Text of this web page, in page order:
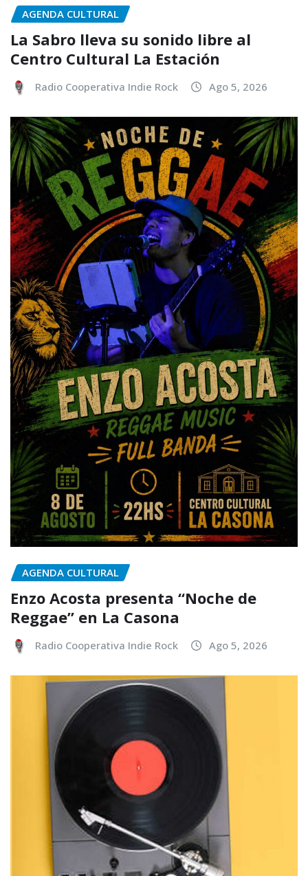
AGENDA CULTURAL
La Sabro lleva su sonido libre al
Centro Cultural La Estación
Radio Cooperativa Indie Rock Ago 5, 2026
AGENDA CULTURAL
Enzo Acosta presenta “Noche de
Reggae” en La Casona
Radio Cooperativa Indie Rock Ago 5, 2026